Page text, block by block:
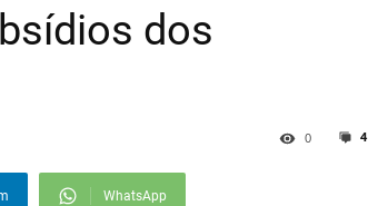
dos
4
0
WhatsApp